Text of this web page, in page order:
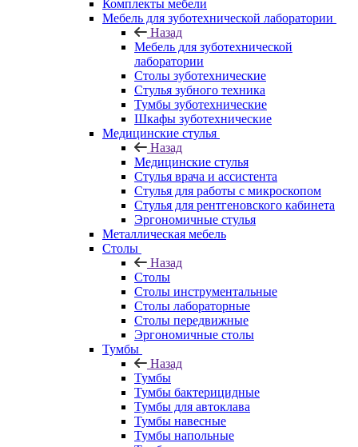
Комплекты мебели
Мебель для зуботехнической лаборатории
Назад
Мебель для зуботехнической
лаборатории
Столы зуботехнические
Стулья зубного техника
Тумбы зуботехнические
Шкафы зуботехнические
Медицинские стулья
Назад
Медицинские стулья
Стулья врача и ассистента
Стулья для работы с микроскопом
Стулья для рентгеновского кабинета
Эргономичные стулья
Металлическая мебель
Столы
Назад
Столы
Столы инструментальные
Столы лабораторные
Столы передвижные
Эргономичные столы
Тумбы
Назад
Тумбы
Тумбы бактерицидные
Тумбы для автоклава
Тумбы навесные
Тумбы напольные